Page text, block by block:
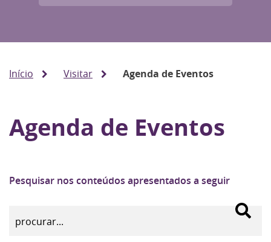
Início Visitar Agenda de Eventos
Agenda de Eventos
Pesquisar nos conteúdos apresentados a seguir